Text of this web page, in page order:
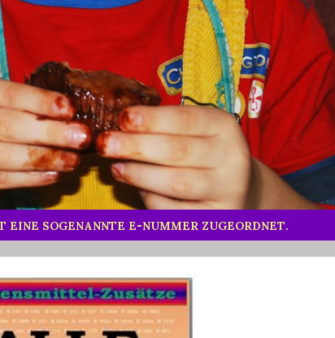
SOGENANNTE E-NUMMER ZUGEORDNET.